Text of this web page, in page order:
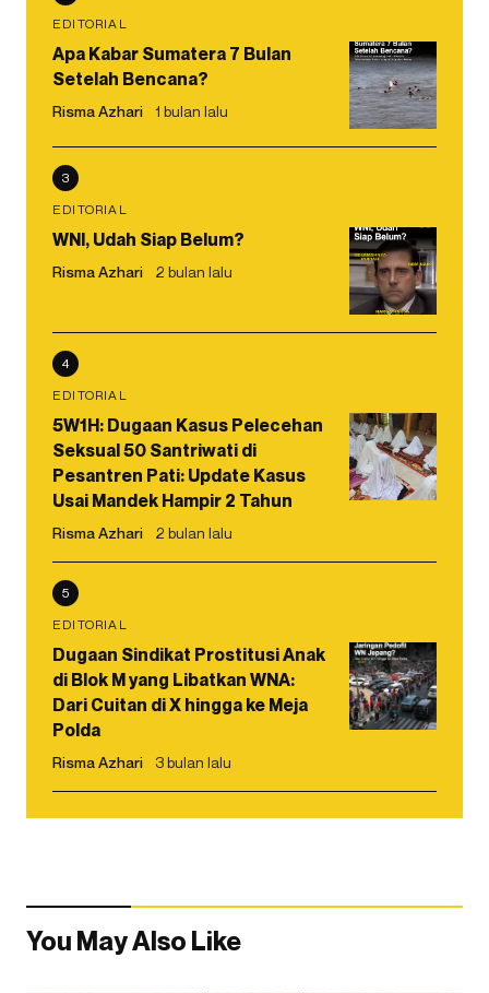
EDITORIAL
Apa Kabar Sumatera 7 Bulan
Setelah Bencana?
Risma Azhari 1 bulan lalu
3
EDITORIAL
WNI, Udah Siap Belum?
Risma Azhari 2 bulan lalu
4
EDITORIAL
5W1H: Dugaan Kasus Pelecehan
Seksual 50 Santriwati di
Pesantren Pati: Update Kasus
Usai Mandek Hampir 2 Tahun
Risma Azhari 2 bulan lalu
5
EDITORIAL
Dugaan Sindikat Prostitusi Anak
di Blok M yang Libatkan WNA:
Dari Cuitan di X hingga ke Meja
Polda
Risma Azhari 3 bulan lalu
You May Also Like